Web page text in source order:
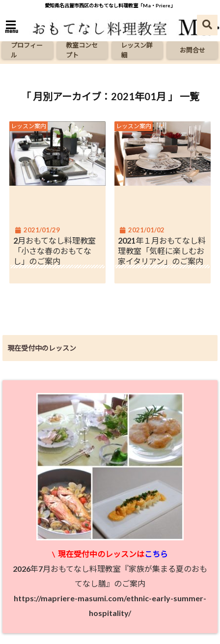
愛知県名古屋市西区のおもてなし料理教室「Ma・Priere」
menu
プロフィー
ル
教室コンセ
プト
レッスン詳
細
お問合せ
「 月別アーカイブ：2021年01月 」 一覧
レッスン案内
2021/01/29
2月おもてなし料理教室
「小さな春のおもてな
し」のご案内
レッスン案内
2021/01/02
2021年１月おもてなし料
理教室「気軽に楽しむお
家イタリアン」のご案内
現在受付中のレッスン
\ 現在受付中のレッスンはこちら
2026年7月おもてなし料理教室『家族が集まる夏のおも
てなし膳』のご案内
https://mapriere-masumi.com/ethnic-early-summer-
hospitality/